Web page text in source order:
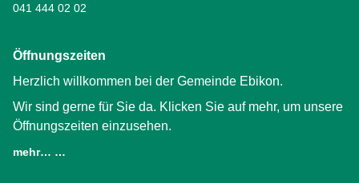
041 444 02 02
Öffnungszeiten
Herzlich willkommen bei der Gemeinde Ebikon.
Wir sind gerne für Sie da. Klicken Sie auf mehr, um unsere
Öffnungszeiten einzusehen.
mehr… …